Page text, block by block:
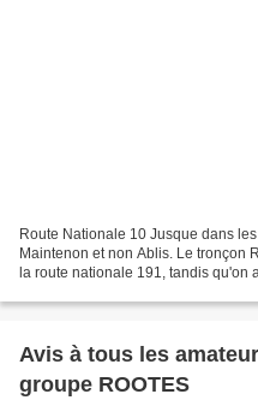
Route Nationale 10 Jusque dans
Maintenon et non Ablis. Le tronçon
la route nationale 191, tandis qu'on
Avis à tous les
groupe ROOTES